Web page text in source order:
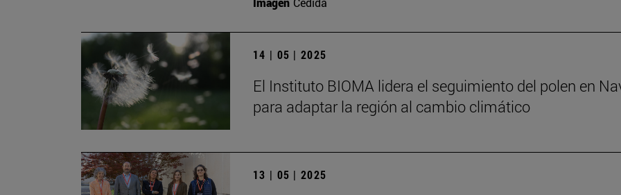
14 | 05 | 2025
El Instituto BIOMA lidera el seguimiento del polen en
para adaptar la región al cambio climático
13 | 05 | 2025